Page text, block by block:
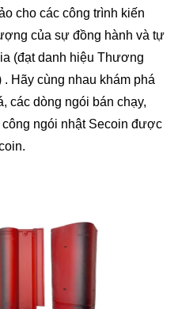
cho các công trình kiến
của sự đồng hành và tự
(đạt danh hiệu Thương
Hãy cùng nhau khám phá
các dòng ngói bán chạy,
ngói nhật Secoin được